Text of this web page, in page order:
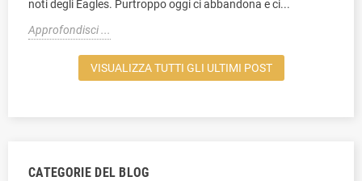
noti degli Eagles. Purtroppo oggi ci abbandona e ci...
Approfondisci ...
VISUALIZZA TUTTI GLI ULTIMI POST
CATEGORIE DEL BLOG